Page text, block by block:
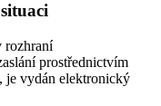
rozhraní
prostřednictvím
je vydán elektronický